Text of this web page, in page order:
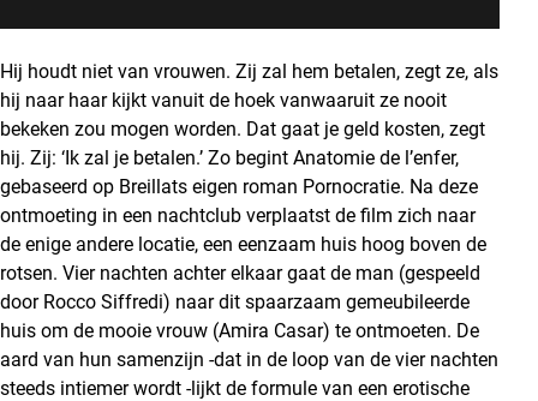
Hij houdt niet van vrouwen. Zij zal hem betalen, zegt ze, als
hij naar haar kijkt vanuit de hoek vanwaaruit ze nooit
bekeken zou mogen worden. Dat gaat je geld kosten, zegt
hij. Zij: ‘Ik zal je betalen.’ Zo begint Anatomie de l’enfer,
gebaseerd op Breillats eigen roman Pornocratie. Na deze
ontmoeting in een nachtclub verplaatst de film zich naar
de enige andere locatie, een eenzaam huis hoog boven de
rotsen. Vier nachten achter elkaar gaat de man (gespeeld
door Rocco Siffredi) naar dit spaarzaam gemeubileerde
huis om de mooie vrouw (Amira Casar) te ontmoeten. De
aard van hun samenzijn -dat in de loop van de vier nachten
steeds intiemer wordt -lijkt de formule van een erotische